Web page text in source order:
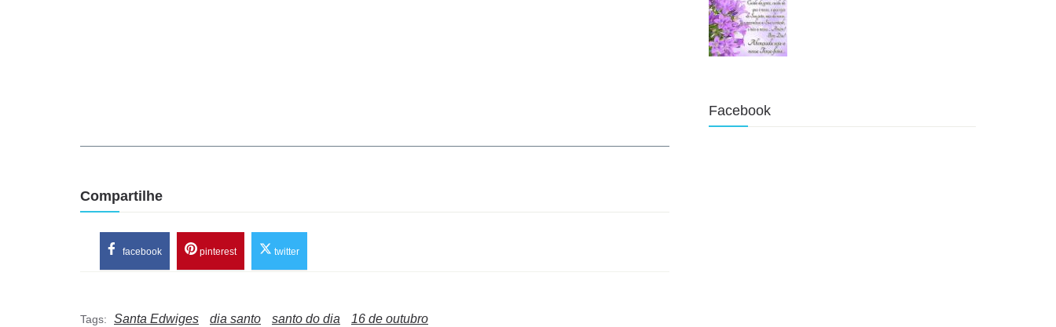
Compartilhe
facebook pinterest twitter
Tags: Santa Edwiges dia santo santo do dia 16 de outubro
Facebook